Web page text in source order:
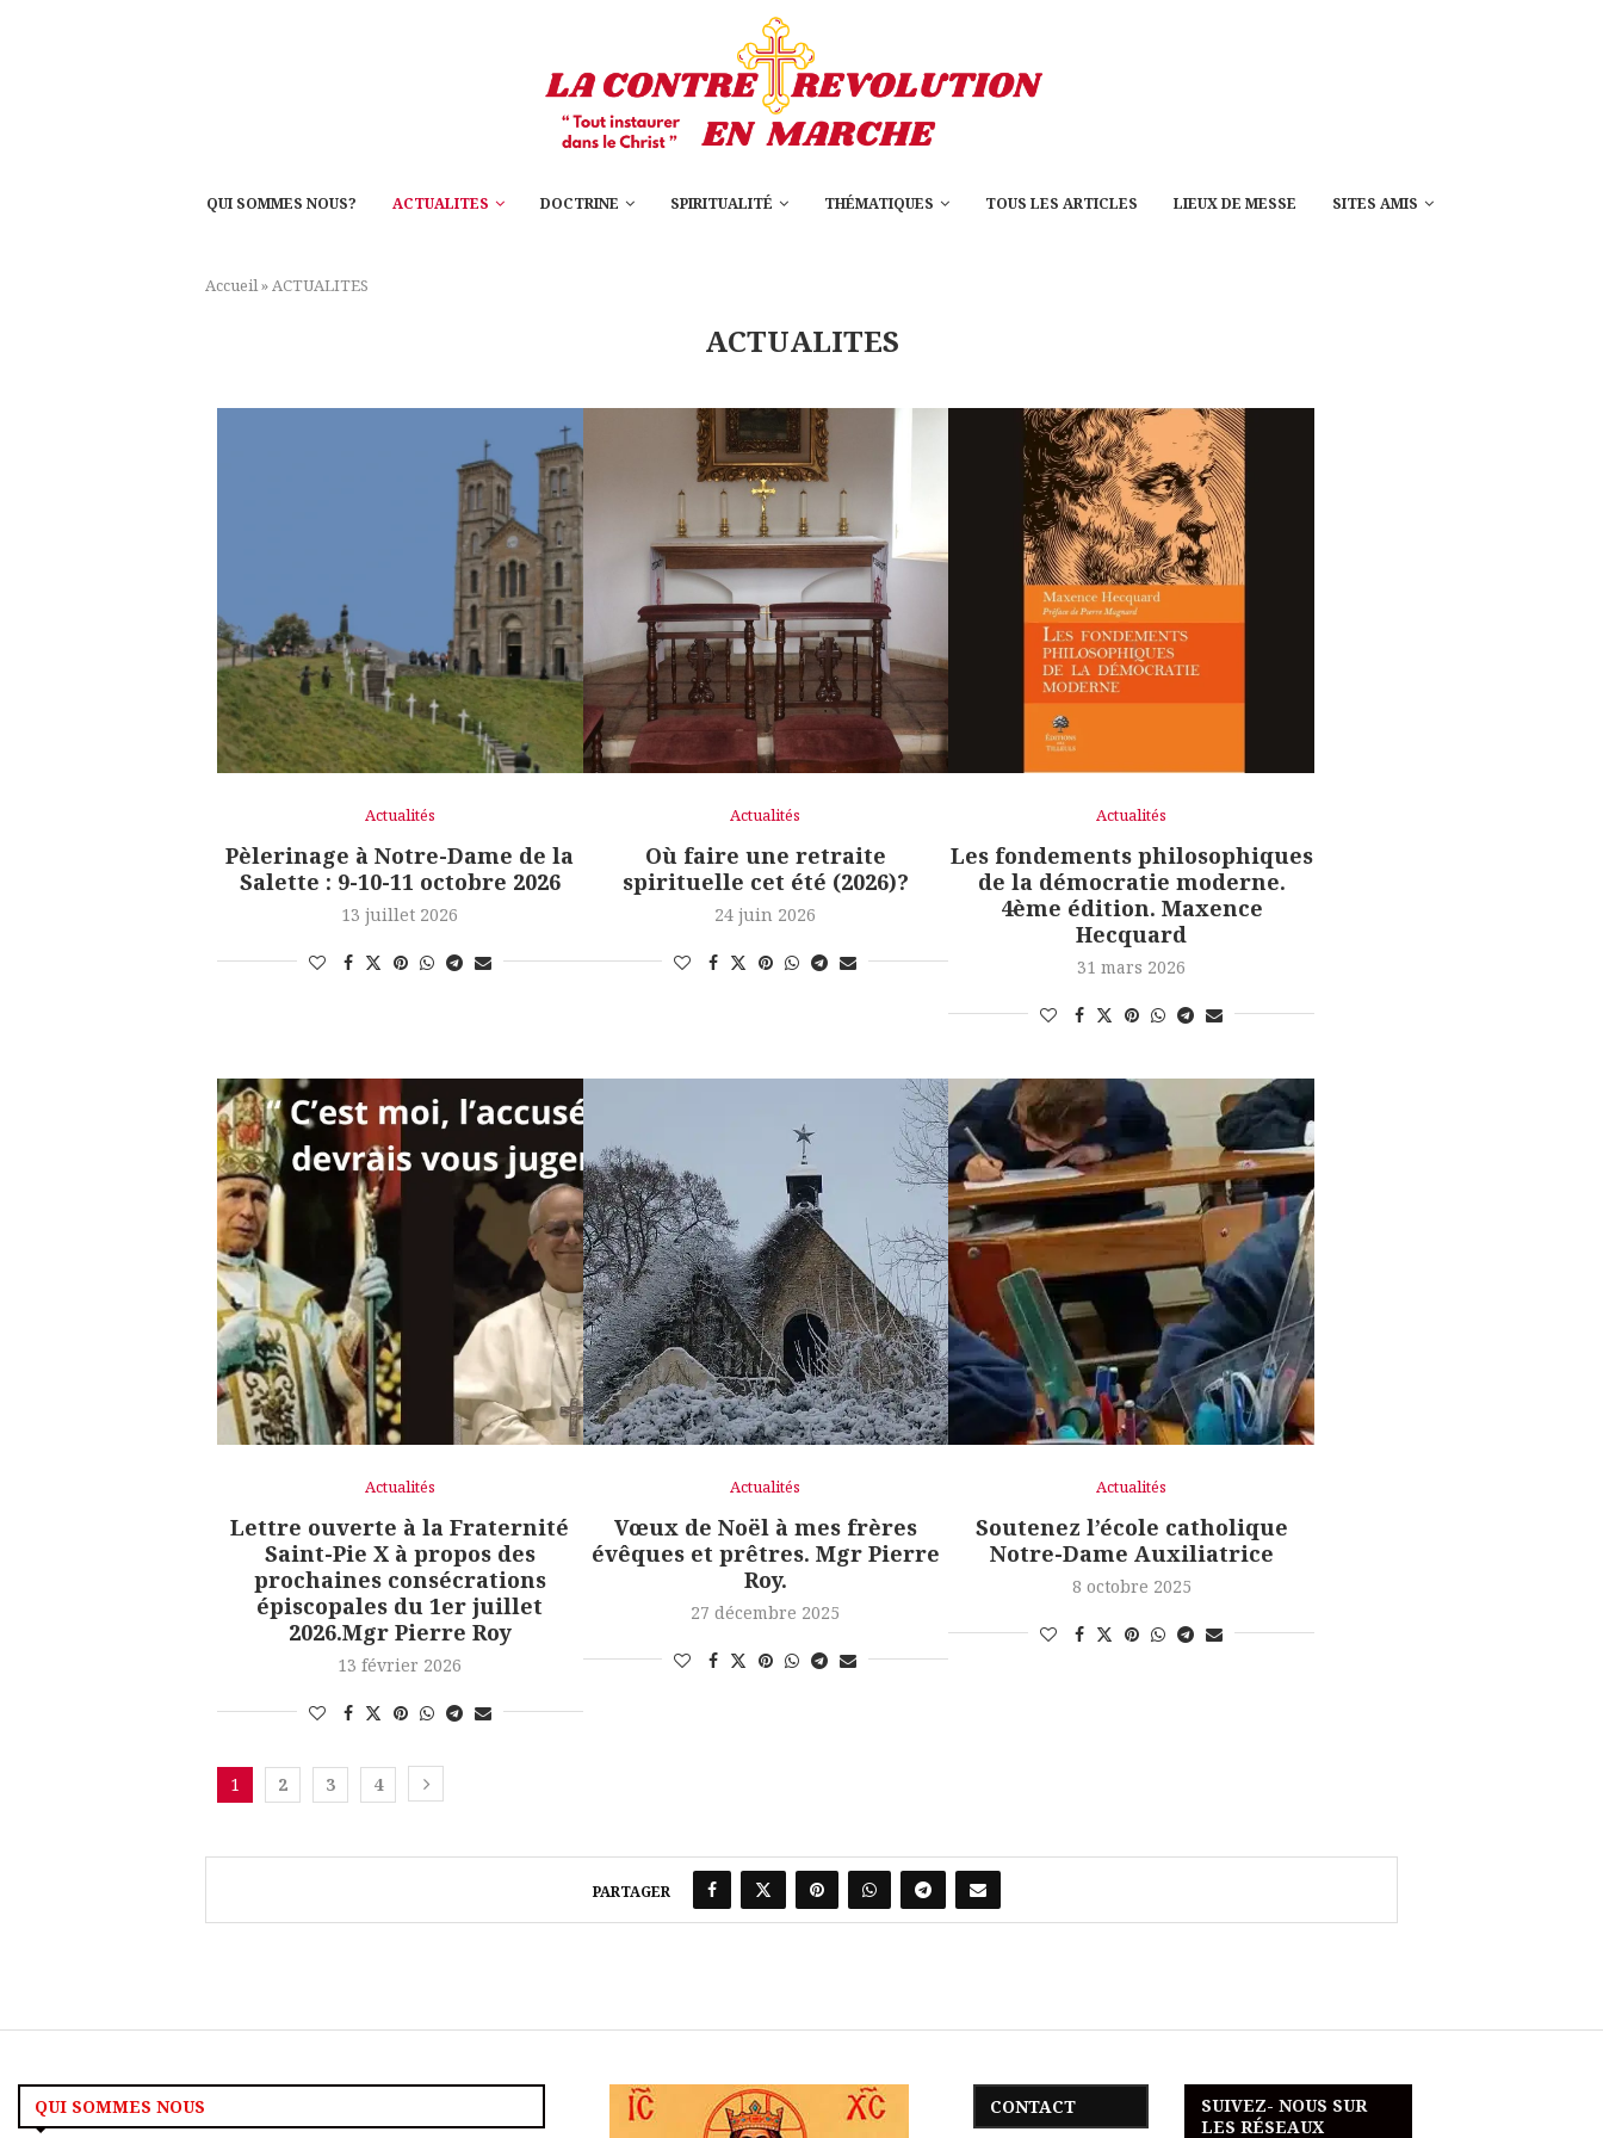
QUI SOMMES NOUS? ACTUALITES DOCTRINE SPIRITUALITÉ THÉMATIQUES TOUS LES ARTICLES LIEUX DE MESSE SITES AMIS
Accueil»ACTUALITES
ACTUALITES
Actualités
Pèlerinage à Notre-Dame de la
Salette : 9-10-11 octobre 2026
13 juillet 2026
Actualités
Où faire une retraite
spirituelle cet été (2026)?
24 juin 2026
Actualités
Les fondements philosophiques
de la démocratie moderne.
4ème édition. Maxence
Hecquard
31 mars 2026
Actualités
Lettre ouverte à la Fraternité
Saint-Pie X à propos des
prochaines consécrations
épiscopales du 1er juillet
2026.Mgr Pierre Roy
13 février 2026
Actualités
Vœux de Noël à mes frères
évêques et prêtres. Mgr Pierre
Roy.
27 décembre 2025
Actualités
Soutenez l’école catholique
Notre-Dame Auxiliatrice
8 octobre 2025
1 2 3 4
PARTAGER
QUI SOMMES NOUS CONTACT
SUIVEZ- NOUS SUR
LES RÉSEAUX